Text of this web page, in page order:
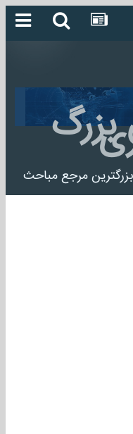
بزرگ
مرجع مباحث